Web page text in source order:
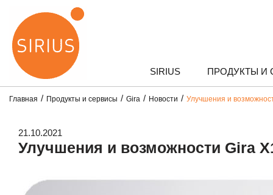
SIRIUS ПРОДУКТЫ И
Главная Продукты и сервисы Gira Новости Улучшения и
21.10.2021
Улучшения и возможности Gira